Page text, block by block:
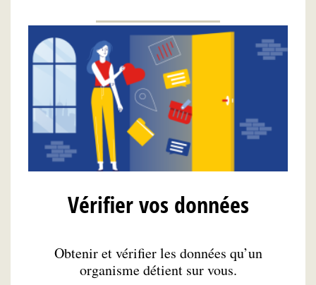
Vérifier vos données
Obtenir et vérifier les données qu’un
organisme détient sur vous.